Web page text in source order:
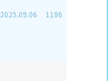
2025.09.06 1186